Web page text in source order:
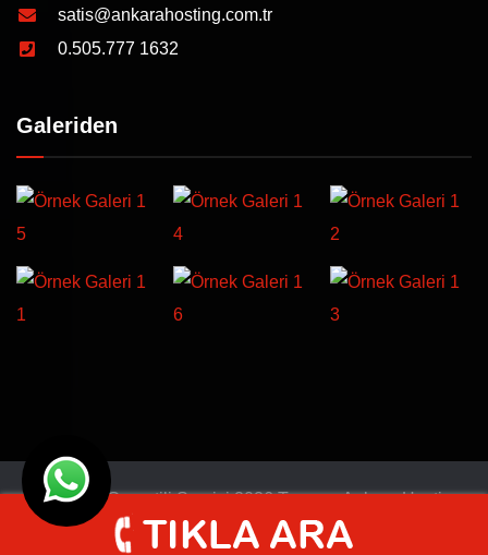
satis@ankarahosting.com.tr
0.505.777 1632
Galeriden
© Türkiye Garantili Servisi 2026 TasarımAnkara Hosting